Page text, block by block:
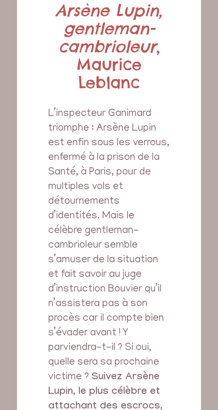
Arsène Lupin,
gentleman-
cambrioleur,
Maurice
Leblanc
L’inspecteur Ganimard
triomphe : Arsène Lupin
est enfin sous les verrous,
enfermé à la prison de la
Santé, à Paris, pour de
multiples vols et
détournements
d’identités. Mais le
célèbre gentleman-
cambrioleur semble
s’amuser de la situation
et fait savoir au juge
d’instruction Bouvier qu’il
n’assistera pas à son
procès car il compte bien
s’évader avant ! Y
parviendra-t-il ? Si oui,
quelle sera sa prochaine
victime ? Suivez Arsène
Lupin, le plus célèbre et
attachant des escrocs,